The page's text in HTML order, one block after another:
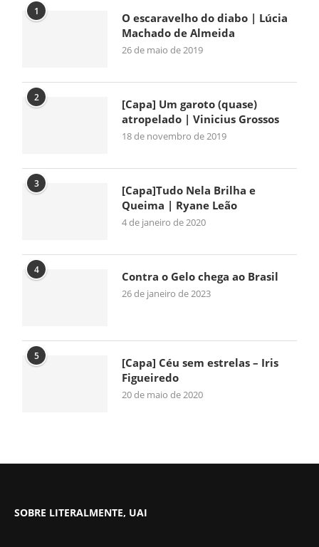
1
O escaravelho do diabo | Lúcia
Machado de Almeida
26 de maio de 2019
2
[Capa] Um garoto (quase)
atropelado | Vinicius Grossos
18 de novembro de 2019
3
[Capa]Tudo Nela Brilha e
Queima | Ryane Leão
4 de janeiro de 2020
4 Contra o Gelo chega ao Brasil
26 de janeiro de 2023
5
[Capa] Céu sem estrelas – Iris
Figueiredo
20 de maio de 2020
SOBRE LITERALMENTE, UAI